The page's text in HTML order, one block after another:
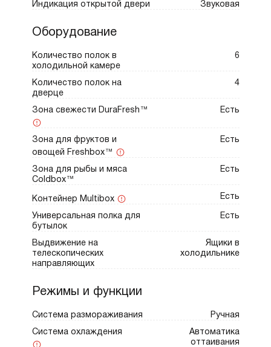
функциональности, надежности и
современного стиля.
Индикация открытой двери Звуковая
Оборудование
Количество полок в
холодильной камере
6
Количество полок на
дверце
4
Зона свежести DuraFresh™ Есть
Зона для фруктов и
овощей Freshbox™
Есть
Зона для рыбы и мяса
Coldbox™
Есть
Контейнер Multibox Есть
Универсальная полка для
бутылок
Есть
Выдвижение на
телескопических
направляющих
Ящики в
холодильнике
Режимы и функции
Система размораживания Ручная
Система охлаждения
Автоматика
оттаивания